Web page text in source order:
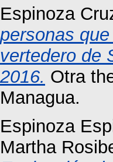
Espinoza
personas
vertedero de
2016. Otra
Managua.
Espinoza
Martha